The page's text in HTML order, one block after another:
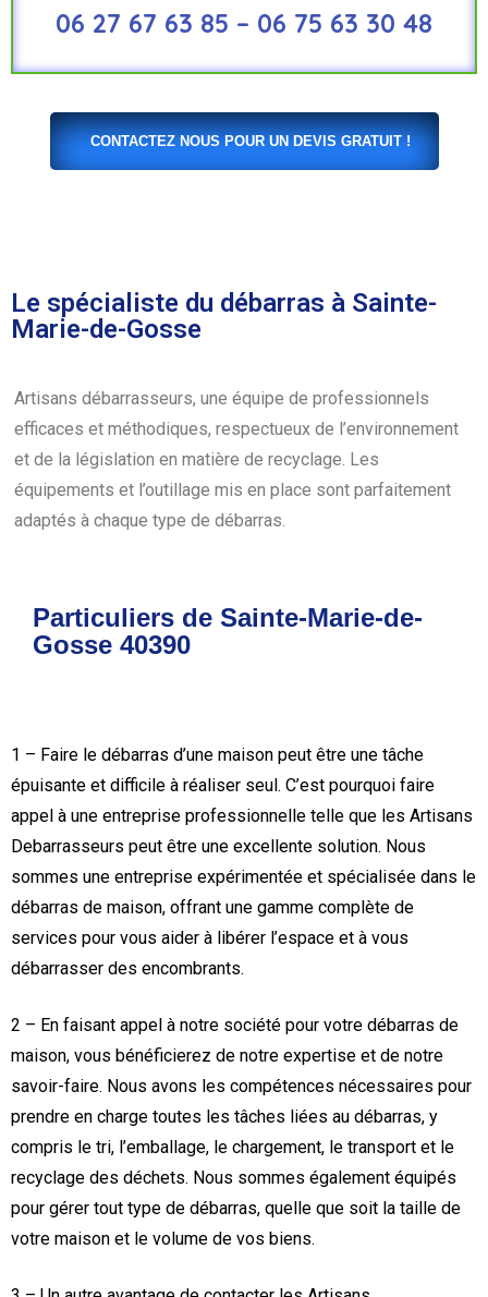
06 27 67 63 85 – 06 75 63 30 48
CONTACTEZ NOUS POUR UN DEVIS GRATUIT !
Le spécialiste du débarras à Sainte-
Marie-de-Gosse
Artisans débarrasseurs, une équipe de professionnels
efficaces et méthodiques, respectueux de l’environnement
et de la législation en matière de recyclage. Les
équipements et l’outillage mis en place sont parfaitement
adaptés à chaque type de débarras.
Particuliers de Sainte-Marie-de-
Gosse 40390
1 – Faire le débarras d’une maison peut être une tâche
épuisante et difficile à réaliser seul. C’est pourquoi faire
appel à une entreprise professionnelle telle que les Artisans
Debarrasseurs peut être une excellente solution. Nous
sommes une entreprise expérimentée et spécialisée dans le
débarras de maison, offrant une gamme complète de
services pour vous aider à libérer l’espace et à vous
débarrasser des encombrants.
2 – En faisant appel à notre société pour votre débarras de
maison, vous bénéficierez de notre expertise et de notre
savoir-faire. Nous avons les compétences nécessaires pour
prendre en charge toutes les tâches liées au débarras, y
compris le tri, l’emballage, le chargement, le transport et le
recyclage des déchets. Nous sommes également équipés
pour gérer tout type de débarras, quelle que soit la taille de
votre maison et le volume de vos biens.